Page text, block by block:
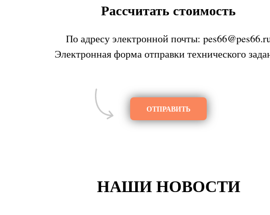
Рассчитать стоимость
По адресу электронной почты:
Электронная форма отправки технического
ОТПРАВИТЬ
НАШИ НОВОСТИ